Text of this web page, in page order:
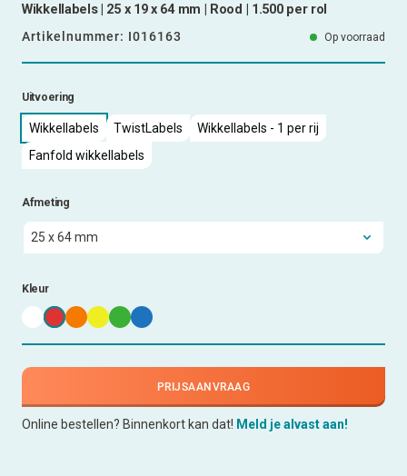
Wikkellabels | 25 x 19 x 64 mm | Rood | 1.500 per rol
Artikelnummer: I016163 Op voorraad
Uitvoering
Wikkellabels TwistLabels
Wikkellabels - 1 per rij
Fanfold wikkellabels
Afmeting
Kleur
PRIJSAANVRAAG
Online bestellen? Binnenkort kan dat! Meld je alvast aan!